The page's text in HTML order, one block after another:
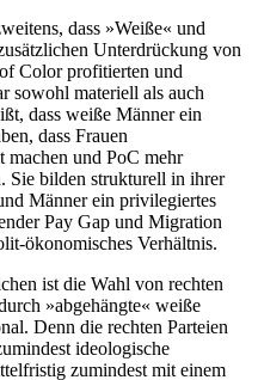
dass »Weiße« und
Unterdrückung von
Color profitierten und
sowohl materiell als auch
dass weiße Männer ein
dass Frauen
machen und PoC mehr
Sie bilden strukturell in ihrer
Männer ein privilegiertes
Pay Gap und Migration
ökonomisches Verhältnis.
ist die Wahl von rechten
»abgehängte« weiße
Denn die rechten Parteien
ideologische
zumindest mit einem